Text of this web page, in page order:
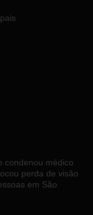
condenou médico
perda de visão
em São